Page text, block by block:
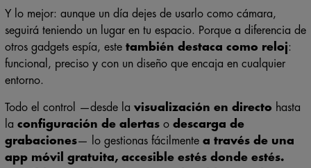
Y lo mejor: aunque un día dejes de usarlo como cámara,
seguirá teniendo un lugar en tu espacio. Porque a diferencia de
otros gadgets espía, estetambién destaca como reloj:
funcional, preciso y con un diseño que encaja en cualquier
entorno.
Todo el control —desde la visualización en directo hasta
la configuración de alertaso descarga de
grabaciones— lo gestionas fácilmente a través de una
app móvil gratuita, accesible estés donde estés.